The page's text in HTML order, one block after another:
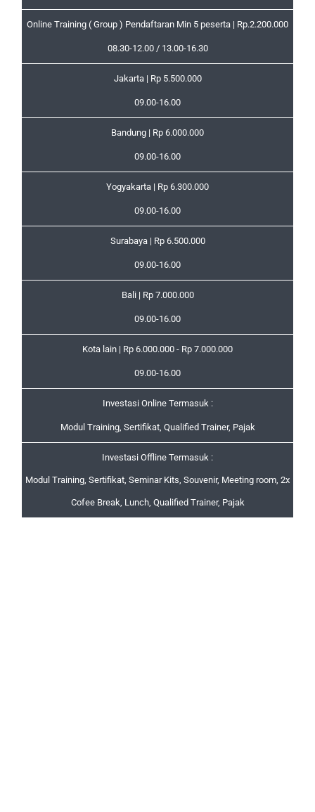
Online Training ( Group ) Pendaftaran Min 5 peserta | Rp.2.200.000
08.30-12.00 / 13.00-16.30
Jakarta | Rp 5.500.000
09.00-16.00
Bandung | Rp 6.000.000
09.00-16.00
Yogyakarta | Rp 6.300.000
09.00-16.00
Surabaya | Rp 6.500.000
09.00-16.00
Bali | Rp 7.000.000
09.00-16.00
Kota lain | Rp 6.000.000 - Rp 7.000.000
09.00-16.00
Investasi Online Termasuk :
Modul Training, Sertifikat, Qualified Trainer, Pajak
Investasi Offline Termasuk :
Modul Training, Sertifikat, Seminar Kits, Souvenir, Meeting room, 2x
Cofee Break, Lunch, Qualified Trainer, Pajak